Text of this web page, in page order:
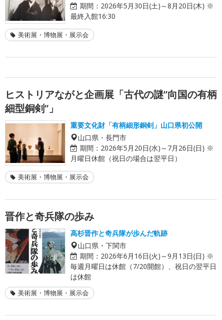
期間： 2026年5月30日(土)～8月20日(木) ※
最終入館16:30
美術展・博物展・展示会
ヒストリアながと企画展「古代の謎”向国の有柄
細型銅剣”」
重要文化財「有柄細形銅剣」山口県初公開
山口県・長門市
期間： 2026年5月20日(水)～7月26日(日) ※
月曜日休館（祝日の場合は翌平日）
美術展・博物展・展示会
晋作と奇兵隊の歩み
高杉晋作と奇兵隊が歩んだ軌跡
山口県・下関市
期間： 2026年6月16日(火)～9月13日(日) ※
毎週月曜日は休館（7/20開館）、祝日の翌平日
は休館
美術展・博物展・展示会